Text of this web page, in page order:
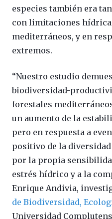
especies también era
con limitaciones
mediterráneos, y en
extremos.
“Nuestro estudio
biodiversidad-
forestales
un aumento de la
pero en respuesta a
positivo de la
por la propia
estrés hídrico y a la
Enrique Andivia,
de Biodiversidad,
Universidad